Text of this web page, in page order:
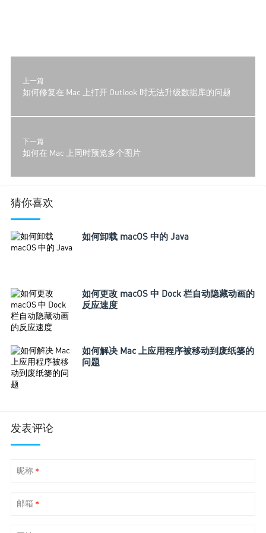
上一篇
如何修复在 Mac 上打开 Outlook 时无法升级数据库的问题
下一篇
如何在 Mac 上同时预览多个图片
猜你喜欢
如何卸载 macOS 中的 Java
如何更改 macOS 中 Dock 栏自动隐藏动画的
反应速度
如何解决 Mac 上应用程序被移动到废纸篓的
问题
发表评论
昵称 *
邮箱 *